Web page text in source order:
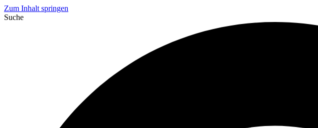
Zum Inhalt springen
Suche